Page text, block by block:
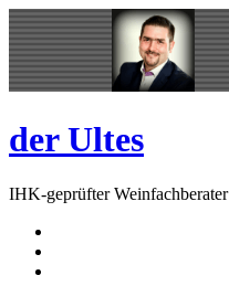
Skip
to
content
Open
Sidebar
der Ultes
IHK-geprüfter Weinfachberater